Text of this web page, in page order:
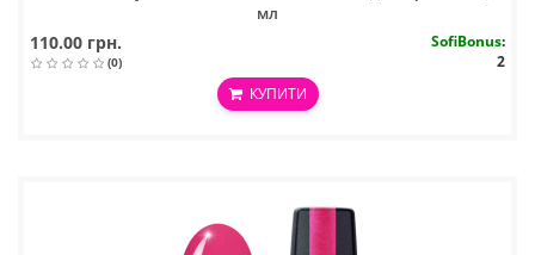
мл
110.00 грн.
(0)
SofiBonus:
2
КУПИТИ